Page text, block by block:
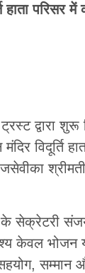
परिसर में
द्वारा
विदूर्ति
के सेक्रेटरी
केवल भोजन
सम्मान